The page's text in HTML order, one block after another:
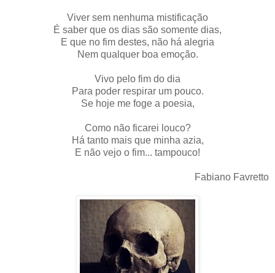
Viver sem nenhuma mistificação
É saber que os dias são somente dias,
E que no fim destes, não há alegria
Nem qualquer boa emoção.
Vivo pelo fim do dia
Para poder respirar um pouco.
Se hoje me foge a poesia,
Como não ficarei louco?
Há tanto mais que minha azia,
E não vejo o fim... tampouco!
Fabiano Favretto